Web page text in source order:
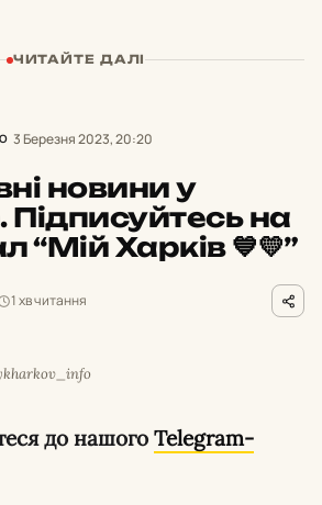
ЧИТАЙТЕ ДАЛІ
3 Березня 2023, 20:20
новини у
Підписуйтесь на
“Мій Харків 💙💛”
1 хв читання
до нашогоTelegram-